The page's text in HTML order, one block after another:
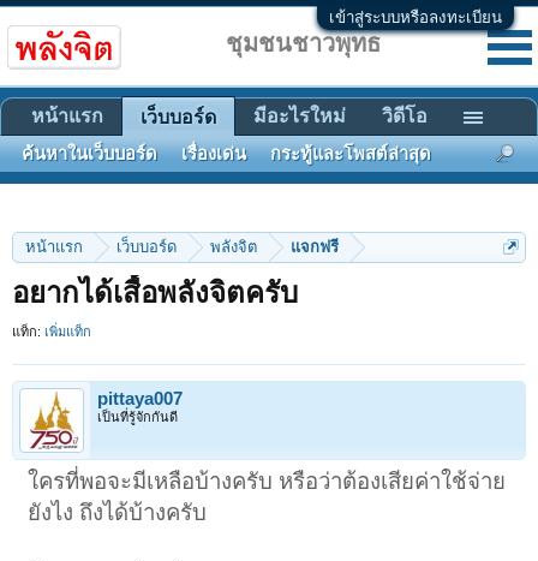
เข้าสู่ระบบหรือลงทะเบียน
หน้าแรก เว็บบอร์ด พลังจิต แจกฟรี
อยากได้เสื้อพลังจิตครับ
แท็ก: เพิ่มแท็ก
pittaya007
เป็นที่รู้จักกันดี
ใครที่พอจะมีเหลือบ้างครับ หรือว่าต้องเสียค่าใช้จ่าย
ยังไง ถึงได้บ้างครับ
ชุมชนชาวพุทธ
หน้าแรก เว็บบอร์ด
ค้นหาในเว็บบอร์ด เรื่องเด่น กระทู้และโพสต์ล่าสุด
มีอะไรใหม่ วิดีโอ